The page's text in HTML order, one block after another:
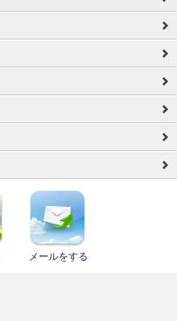
メールをする